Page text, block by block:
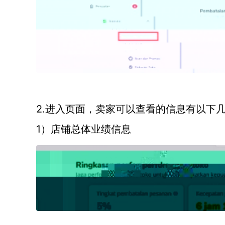
2.进入页面，卖家可以查看的信息有以下
1）店铺总体业绩信息